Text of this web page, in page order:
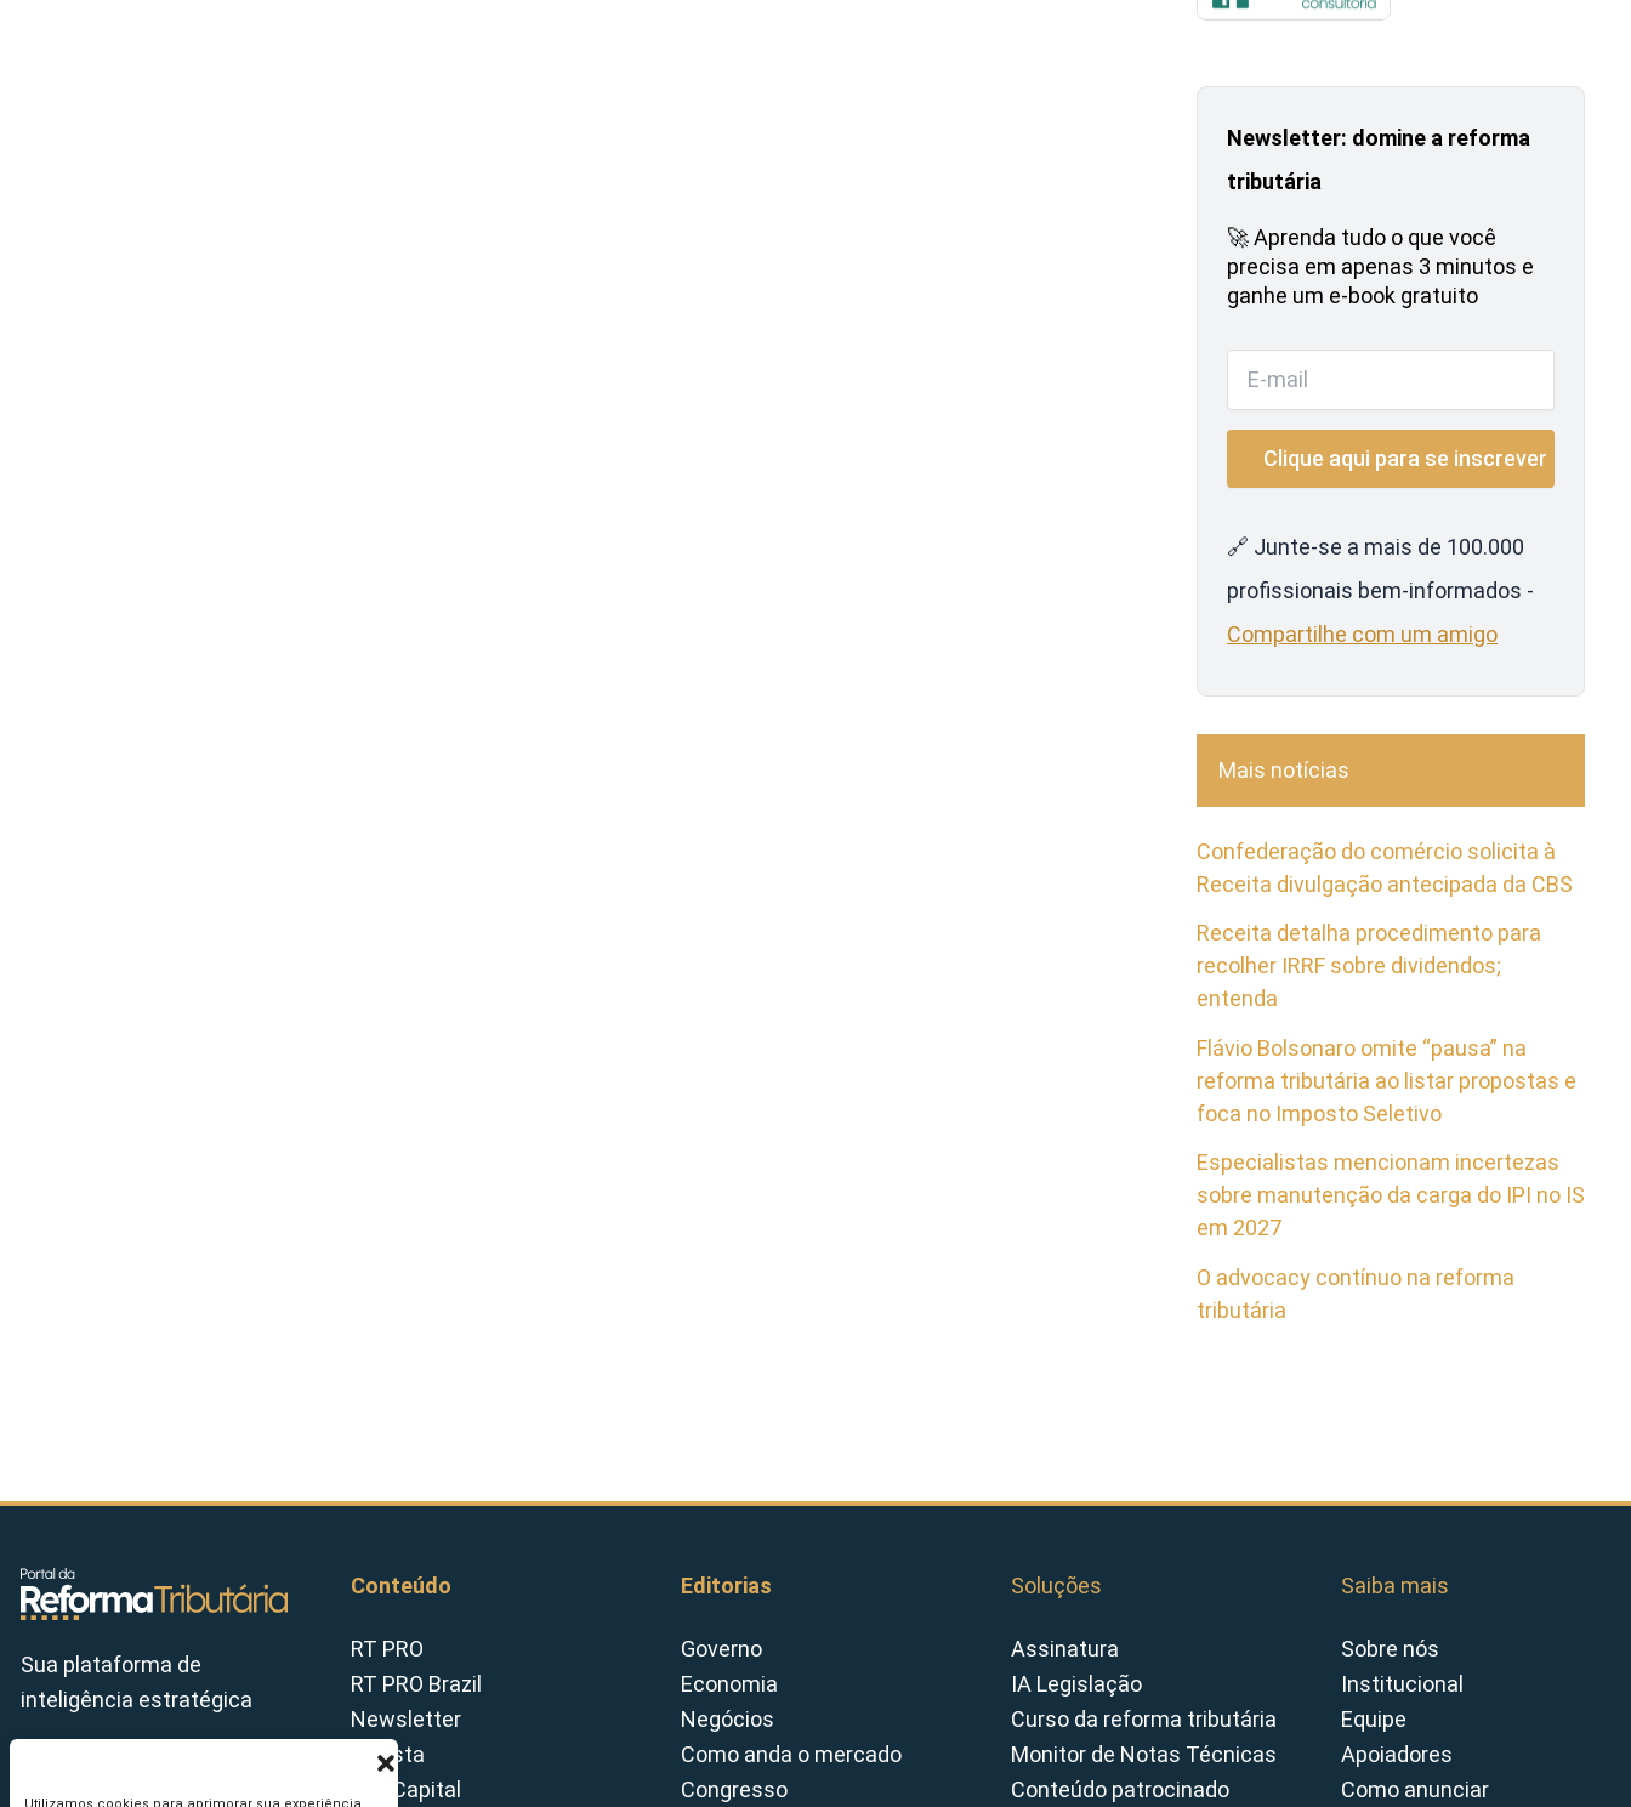
Newsletter: domine a reforma
tributária
🚀 Aprenda tudo o que você
precisa em apenas 3 minutos e
ganhe um e-book gratuito
🔗 Junte-se a mais de 100.000
profissionais bem-informados -
Compartilhe com um amigo
Mais notícias
Confederação do comércio solicita à
Receita divulgação antecipada da CBS
Receita detalha procedimento para
recolher IRRF sobre dividendos;
entenda
Flávio Bolsonaro omite “pausa” na
reforma tributária ao listar propostas e
foca no Imposto Seletivo
Especialistas mencionam incertezas
sobre manutenção da carga do IPI no IS
em 2027
O advocacy contínuo na reforma
tributária
Sua plataforma de
inteligência estratégica
Conteúdo
RT PRO
RT PRO Brazil
Newsletter
Revista
Tax Capital
Editorias
Governo
Economia
Negócios
Como anda o mercado
Congresso
Soluções
Assinatura
IA Legislação
Curso da reforma tributária
Monitor de Notas Técnicas
Conteúdo patrocinado
Saiba mais
Sobre nós
Institucional
Equipe
Apoiadores
Como anunciar